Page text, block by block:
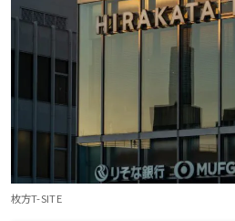
枚方T-SITE